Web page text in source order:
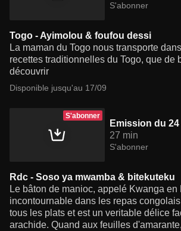
S'abonner
Togo - Ayimolou & foufou dessi
La maman du Togo nous transporte
recettes traditionnelles du Togo, que de
découvrir
Disponible jusqu'au 17/09
S'abonner
Emission du
27 min
S'abonner
Rdc - Soso ya mwamba & bitekuteku
Le bâton de manioc, appelé Kwanga en
incontournable dans les repas
tous les plats et est un veritable délice
arachide. Quand aux feuilles